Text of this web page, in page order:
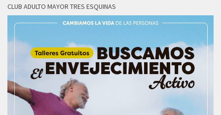
CLUB ADULTO MAYOR TRES ESQUINAS